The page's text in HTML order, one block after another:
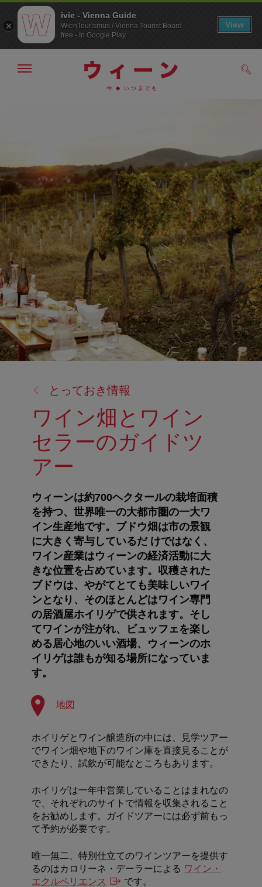
ッ
プ
メ
示
とっておき情報
ワイン畑とワイン
セラーのガイドツ
アー
ウィーンは約700ヘクタールの栽培面積
を持つ、世界唯一の大都市圏の一大ワ
イン生産地です。ブドウ畑は市の景観
に大きく寄与しているだ けではなく、
ワイン産業はウィーンの経済活動に大
きな位置を占めています。収穫された
ブドウは、やがてとても美味しいワイ
ンとなり、そのほとんどはワイン専門
の居酒屋ホイリゲで供されます。そし
てワインが注がれ、ビュッフェを楽し
める居心地のいい酒場、ウィーンのホ
イリゲは誰もが知る場所になっていま
す。
地図
ホイリゲとワイン醸造所の中には、見学ツアー
でワイン畑や地下のワイン庫を直接見ることが
できたり、試飲が可能なところもあります。
ホイリゲは一年中営業していることはまれなの
で、それぞれのサイトで情報を収集されること
をお勧めします。ガイドツアーには必ず前もっ
て予約が必要です。
唯一無二、特別仕立てのワインツアーを提供す
るのはカロリーネ・デーラーによる ワイン・
エクルペリエンス
です。
ivie - Vienna Guide
WienTourismus / Vienna Tourist Board
free - In Google Play
View